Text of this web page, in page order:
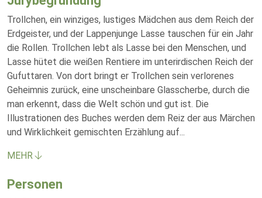
Trollchen, ein winziges, lustiges Mädchen aus dem Reich der
Erdgeister, und der Lappenjunge Lasse tauschen für ein Jahr
die Rollen. Trollchen lebt als Lasse bei den Menschen, und
Lasse hütet die weißen Rentiere im unterirdischen Reich der
Gufuttaren. Von dort bringt er Trollchen sein verlorenes
Geheimnis zurück, eine unscheinbare Glasscherbe, durch die
man erkennt, dass die Welt schön und gut ist. Die
Illustrationen des Buches werden dem Reiz der aus Märchen
und Wirklichkeit gemischten Erzählung auf...
MEHR
Personen